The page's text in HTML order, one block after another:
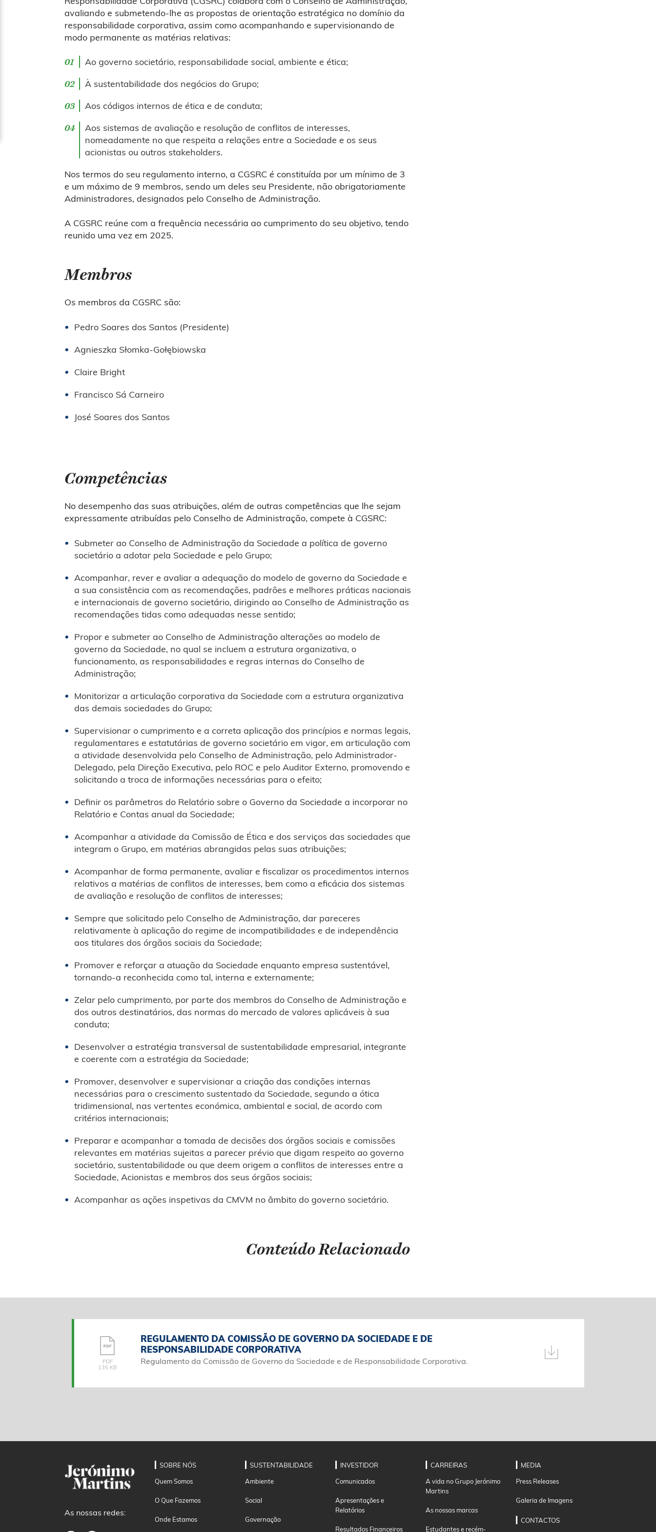
avaliando e submetendo-lhe as propostas de orientação estratégica no domínio da
responsabilidade corporativa, assim como acompanhando e supervisionando de
modo permanente as matérias relativas:
Ao governo societário, responsabilidade social, ambiente e ética;
À sustentabilidade dos negócios do Grupo;
Aos códigos internos de ética e de conduta;
Aos sistemas de avaliação e resolução de conflitos de interesses,
nomeadamente no que respeita a relações entre a Sociedade e os seus
acionistas ou outros stakeholders.
Nos termos do seu regulamento interno, a CGSRC é constituída por um mínimo de 3
e um máximo de 9 membros, sendo um deles seu Presidente, não obrigatoriamente
Administradores, designados pelo Conselho de Administração.
A CGSRC reúne com a frequência necessária ao cumprimento do seu objetivo, tendo
reunido uma vez em 2025.
Membros
Os membros da CGSRC são:
Pedro Soares dos Santos (Presidente)
Agnieszka Słomka-Gołębiowska
Claire Bright
Francisco Sá Carneiro
José Soares dos Santos
Competências
No desempenho das suas atribuições, além de outras competências que lhe sejam
expressamente atribuídas pelo Conselho de Administração, compete à CGSRC:
Submeter ao Conselho de Administração da Sociedade a política de governo
societário a adotar pela Sociedade e pelo Grupo;
Acompanhar, rever e avaliar a adequação do modelo de governo da Sociedade e
a sua consistência com as recomendações, padrões e melhores práticas nacionais
e internacionais de governo societário, dirigindo ao Conselho de Administração as
recomendações tidas como adequadas nesse sentido;
Propor e submeter ao Conselho de Administração alterações ao modelo de
governo da Sociedade, no qual se incluem a estrutura organizativa, o
funcionamento, as responsabilidades e regras internas do Conselho de
Administração;
Monitorizar a articulação corporativa da Sociedade com a estrutura organizativa
das demais sociedades do Grupo;
Supervisionar o cumprimento e a correta aplicação dos princípios e normas legais,
regulamentares e estatutárias de governo societário em vigor, em articulação com
a atividade desenvolvida pelo Conselho de Administração, pelo Administrador-
Delegado, pela Direção Executiva, pelo ROC e pelo Auditor Externo, promovendo e
solicitando a troca de informações necessárias para o efeito;
Definir os parâmetros do Relatório sobre o Governo da Sociedade a incorporar no
Relatório e Contas anual da Sociedade;
Acompanhar a atividade da Comissão de Ética e dos serviços das sociedades que
integram o Grupo, em matérias abrangidas pelas suas atribuições;
Acompanhar de forma permanente, avaliar e fiscalizar os procedimentos internos
relativos a matérias de conflitos de interesses, bem como a eficácia dos sistemas
de avaliação e resolução de conflitos de interesses;
Sempre que solicitado pelo Conselho de Administração, dar pareceres
relativamente à aplicação do regime de incompatibilidades e de independência
aos titulares dos órgãos sociais da Sociedade;
Promover e reforçar a atuação da Sociedade enquanto empresa sustentável,
tornando-a reconhecida como tal, interna e externamente;
Zelar pelo cumprimento, por parte dos membros do Conselho de Administração e
dos outros destinatários, das normas do mercado de valores aplicáveis à sua
conduta;
Desenvolver a estratégia transversal de sustentabilidade empresarial, integrante
e coerente com a estratégia da Sociedade;
Promover, desenvolver e supervisionar a criação das condições internas
necessárias para o crescimento sustentado da Sociedade, segundo a ótica
tridimensional, nas vertentes económica, ambiental e social, de acordo com
critérios internacionais;
Preparar e acompanhar a tomada de decisões dos órgãos sociais e comissões
relevantes em matérias sujeitas a parecer prévio que digam respeito ao governo
societário, sustentabilidade ou que deem origem a conflitos de interesses entre a
Sociedade, Acionistas e membros dos seus órgãos sociais;
Acompanhar as ações inspetivas da CMVM no âmbito do governo societário.
Conteúdo Relacionado
PDF
135 KB
REGULAMENTO DA COMISSÃO DE GOVERNO DA SOCIEDADE E DE
RESPONSABILIDADE CORPORATIVA
Regulamento da Comissão de Governo da Sociedade e de Responsabilidade Corporativa.
As nossas redes:
SOBRE NÓS
Quem Somos
O Que Fazemos
Onde Estamos
SUSTENTABILIDADE
Ambiente
Social
Governação
INVESTIDOR
Comunicados
Apresentações e
Relatórios
Resultados Financeiros
CARREIRAS
A vida no Grupo Jerónimo
Martins
As nossas marcas
Estudantes e recém-
MEDIA
Press Releases
Galeria de Imagens
CONTACTOS